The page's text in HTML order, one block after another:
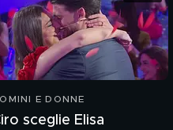
E DONNE
sceglie Elisa